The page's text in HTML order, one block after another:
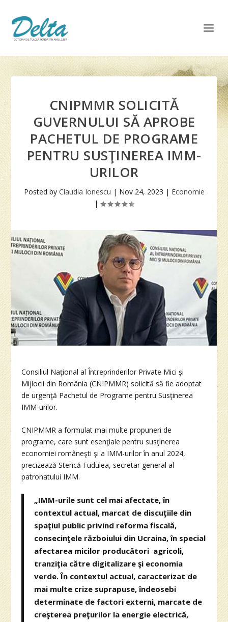
CNIPMMR SOLICITĂ
GUVERNULUI SĂ APROBE
PACHETUL DE PROGRAME
PENTRU SUSŢINEREA IMM-
URILOR
Posted by Claudia Ionescu | Nov 24, 2023 | Economie
|
Consiliul Naţional al Întreprinderilor Private Mici şi
Mijlocii din România (CNIPMMR) solicită să fie adoptat
de urgenţă Pachetul de Programe pentru Susţinerea
IMM-urilor.
CNIPMMR a formulat mai multe propuneri de
programe, care sunt esenţiale pentru susţinerea
economiei româneşti şi a IMM-urilor în anul 2024,
precizează Sterică Fudulea, secretar general al
patronatului IMM.
„IMM-urile sunt cel mai afectate, în
contextul actual, marcat de discuţiile din
spaţiul public privind reforma fiscală,
consecinţele războiului din Ucraina, în special
afectarea micilor producători agricoli,
tranziţia către digitalizare şi economia
verde. În contextul actual, caracterizat de
mai multe crize suprapuse, îndeosebi
determinate de factori externi, marcate de
creşterea preţurilor la energie electrică,